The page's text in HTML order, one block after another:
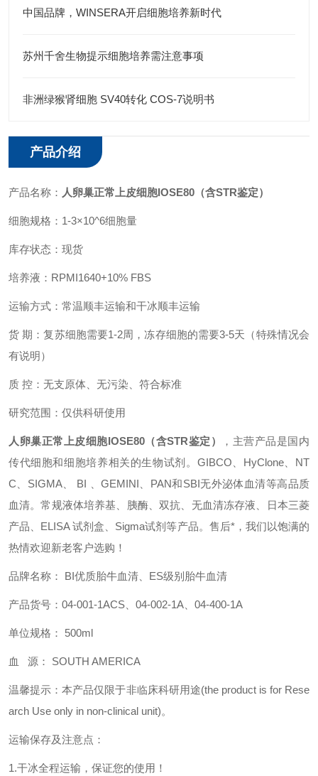
中国品牌，WINSERA开启细胞培养新时代
苏州千舍生物提示细胞培养需注意事项
非洲绿猴肾细胞 SV40转化 COS-7说明书
产品介绍
产品名称： 人卵巢正常上皮细胞IOSE80（含STR鉴定）
细胞规格：1-3×10^6细胞量
库存状态：现货
培养液：RPMI1640+10% FBS
运输方式：常温顺丰运输和干冰顺丰运输
货 期：复苏细胞需要1-2周，冻存细胞的需要3-5天（特殊情况会
有说明）
质 控：无支原体、无污染、符合标准
研究范围：仅供科研使用
人卵巢正常上皮细胞IOSE80（含STR鉴定）
，主营产品是国内
传代细胞和细胞培养相关的生物试剂。GIBCO、HyClone、NT
C、SIGMA、 BI 、GEMINI、PAN和SBI无外泌体血清等高品质
血清。常规液体培养基、胰酶、双抗、无血清冻存液、日本三菱
产品、ELISA 试剂盒 、Sigma试剂等产品。售后*，我们以饱满的
热情欢迎新老客户选购！
品牌名称 ： BI优质胎牛血清 、ES级别胎牛血清
产品货号：04-001-1ACS 04-002-1A 、04-400-1A
单位规格： 500ml
血 源： SOUTH AMERICA
温馨提示：本产品仅限于非临床科研用途(the product is for Rese
arch Use only in non-clinical unit)。
运输保存及注意点：
1.干冰全程运输，保证您的使用！